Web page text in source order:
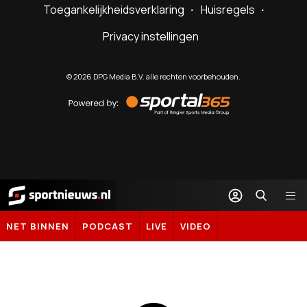
Toegankelijkheidsverklaring
Huisregels
Privacy instellingen
©2026 DPG Media B.V. alle rechten voorbehouden.
by
Sportal365
Sportnieuws.nl
NET BINNEN PODCAST LIVE VIDEO